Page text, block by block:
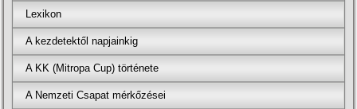
Lexikon
A kezdetektől napjainkig
A KK (Mitropa Cup) története
A Nemzeti Csapat mérkőzései